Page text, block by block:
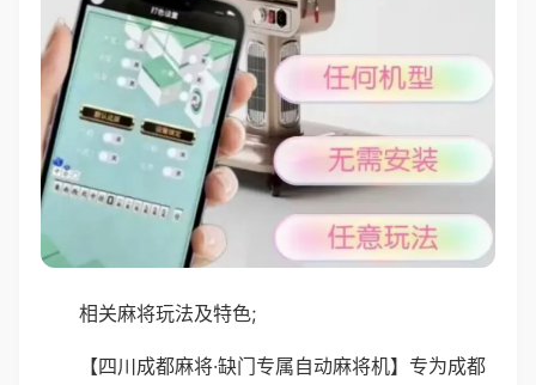
相关麻将玩法及特色;
【四川成都麻将·缺门专属自动麻将机】专为成都